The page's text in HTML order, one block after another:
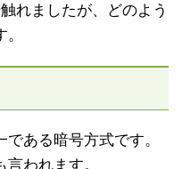
れましたが、どのよう
ある暗号方式です。
われます。